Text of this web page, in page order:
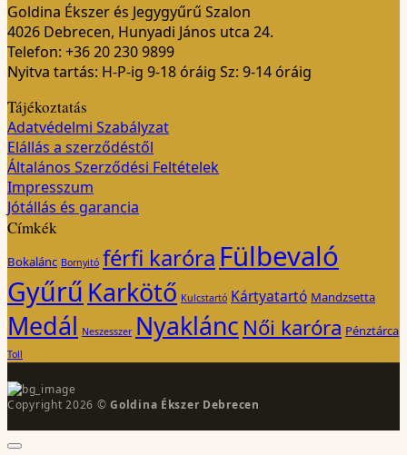
737 Ft.
990 Ft.
Goldina Ékszer és Jegygyűrű Szalon
4026 Debrecen, Hunyadi János utca 24.
Telefon: +36 20 230 9899
Nyitva tartás: H-P-ig 9-18 óráig Sz: 9-14 óráig
Tájékoztatás
Adatvédelmi Szabályzat
Elállás a szerződéstől
Általános Szerződési Feltételek
Impresszum
Jótállás és garancia
Címkék
Bokalánc Bornyitó férfi karóra Fülbevaló
Gyűrű Karkötő Kulcstartó Kártyatartó Mandzsetta
Medál Neszesszer Nyaklánc Női karóra Pénztárca
Toll
Copyright 2026 ©Goldina Ékszer Debrecen